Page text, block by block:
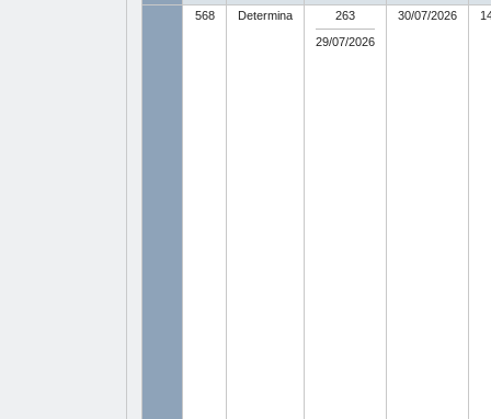
568 Determina
263
29/07/2026
30/07/2026